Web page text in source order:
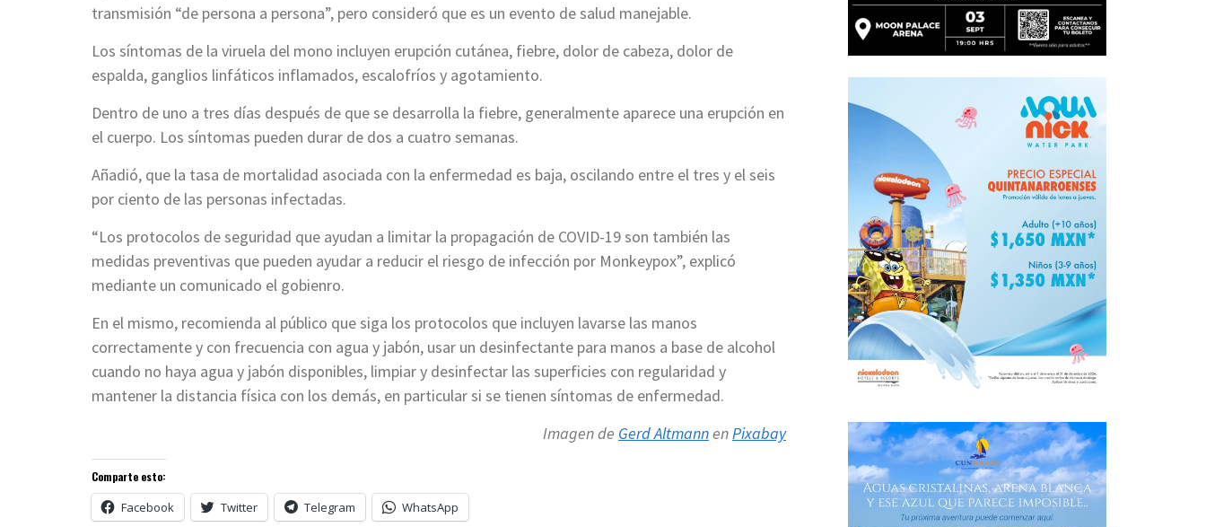
transmisión “de persona a persona”, pero consideró que es un evento de salud manejable.
Los síntomas de la viruela del mono incluyen erupción cutánea, fiebre, dolor de cabeza, dolor de
espalda, ganglios linfáticos inflamados, escalofríos y agotamiento.
Dentro de uno a tres días después de que se desarrolla la fiebre, generalmente aparece una erupción en
el cuerpo. Los síntomas pueden durar de dos a cuatro semanas.
Añadió, que la tasa de mortalidad asociada con la enfermedad es baja, oscilando entre el tres y el seis
por ciento de las personas infectadas.
“Los protocolos de seguridad que ayudan a limitar la propagación de COVID-19 son también las
medidas preventivas que pueden ayudar a reducir el riesgo de infección por Monkeypox”, explicó
mediante un comunicado el gobienro.
En el mismo, recomienda al público que siga los protocolos que incluyen lavarse las manos
correctamente y con frecuencia con agua y jabón, usar un desinfectante para manos a base de alcohol
cuando no haya agua y jabón disponibles, limpiar y desinfectar las superficies con regularidad y
mantener la distancia física con los demás, en particular si se tienen síntomas de enfermedad.
Imagen de Gerd AltmannenPixabay
Comparte esto:
Facebook Twitter Telegram WhatsApp